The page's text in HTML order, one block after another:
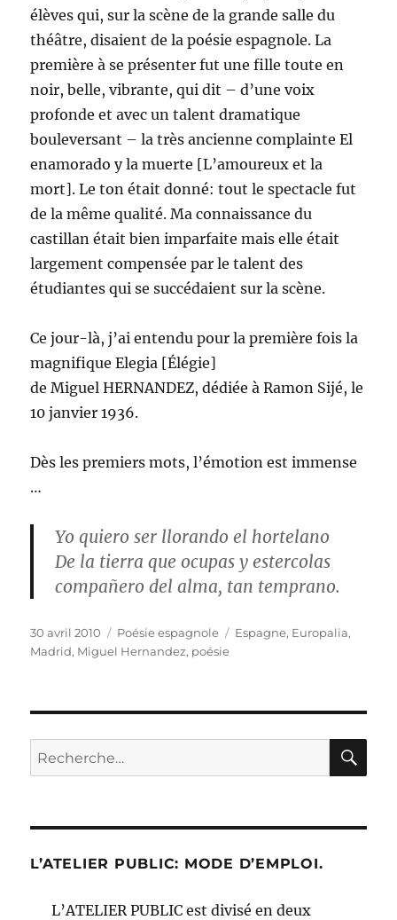
élèves qui, sur la scène de la grande salle du
théâtre, disaient de la poésie espagnole. La
première à se présenter fut une fille toute en
noir, belle, vibrante, qui dit – d’une voix
profonde et avec un talent dramatique
bouleversant – la très ancienne complainte El
enamorado y la muerte [L’amoureux et la
mort]. Le ton était donné: tout le spectacle fut
de la même qualité. Ma connaissance du
castillan était bien imparfaite mais elle était
largement compensée par le talent des
étudiantes qui se succédaient sur la scène.
Ce jour-là, j’ai entendu pour la première fois la
magnifique Elegia [Élégie]
de Miguel HERNANDEZ, dédiée à Ramon Sijé, le
10 janvier 1936.
Dès les premiers mots, l’émotion est immense
…
Yo quiero ser llorando el hortelano
De la tierra que ocupas y estercolas
compañero del alma, tan temprano.
Publié
le
30 avril 2010 Catégories
Poésie espagnole Étiquettes
Espagne, Europalia,
Madrid, Miguel Hernandez, poésie
Recherche
pour :
L’ATELIER PUBLIC: MODE D’EMPLOI.
L’ATELIER PUBLIC est divisé en deux